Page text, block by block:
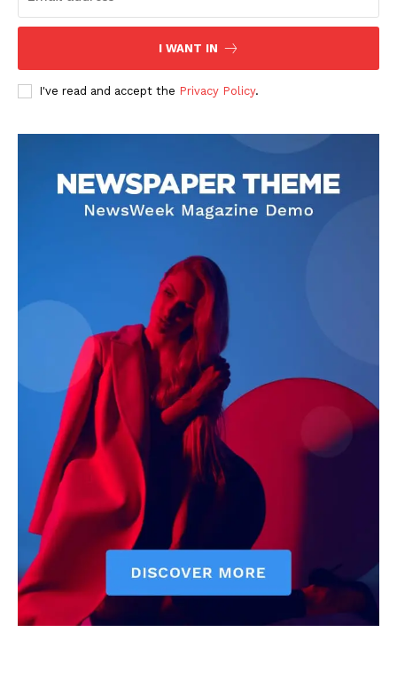
DOWNLOAD NOW
AIN NEWS 1
Contact Us
About Us
Privacy Policy
Terms of Use Agreement
Facebook
X WhatsApp
Share
I WANT IN
I've read and accept the Privacy Policy.